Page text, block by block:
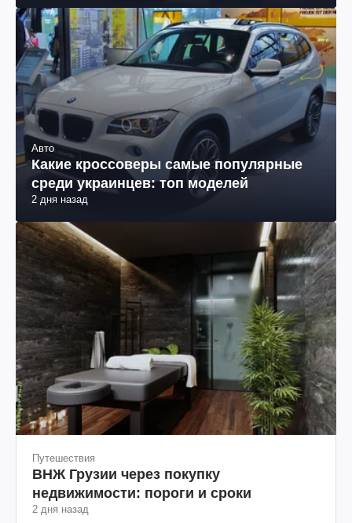
Авто
Какие кроссоверы самые популярные
среди украинцев: топ моделей
2 дня назад
Путешествия
ВНЖ Грузии через покупку
недвижимости: пороги и сроки
2 дня назад